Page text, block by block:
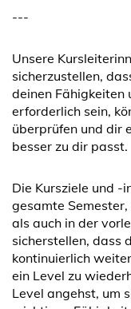
---
Unsere
sicherzustellen,
deinen Fähigkeiten
erforderlich sein,
überprüfen und dir
besser zu dir passt.
Die Kursziele und -
gesamte
als auch in der
sicherstellen, dass
kontinuierlich
ein Level zu
Level angehst, um